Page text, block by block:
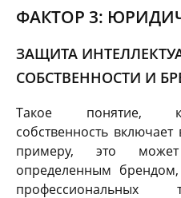
ФАКТОР 3:
ЗАЩИТА
СОБСТВЕННОСТИ И
Такое понятие,
собственность
примеру, это
определенным
профессиональных